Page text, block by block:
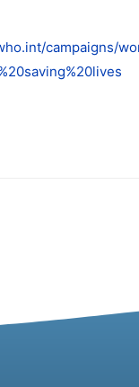
campaigns/